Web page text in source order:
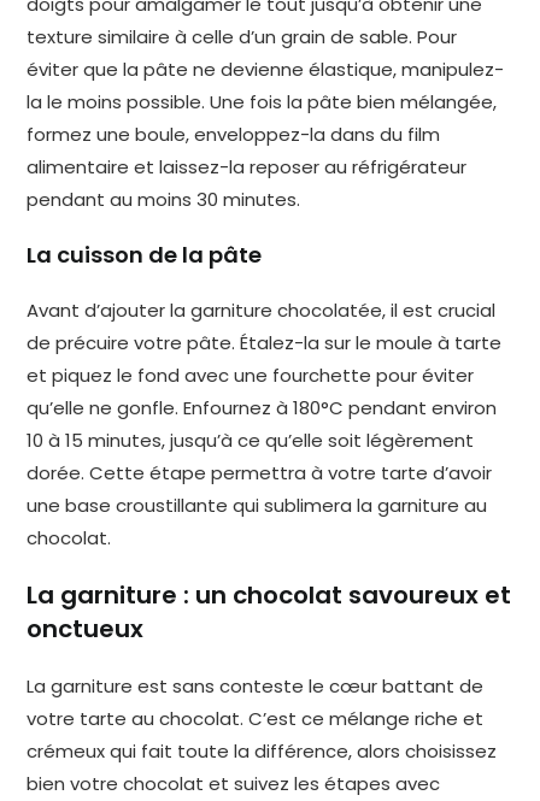
texture similaire à celle d’un grain de sable. Pour
éviter que la pâte ne devienne élastique, manipulez-
la le moins possible. Une fois la pâte bien mélangée,
formez une boule, enveloppez-la dans du film
alimentaire et laissez-la reposer au réfrigérateur
pendant au moins 30 minutes.
La cuisson de la pâte
Avant d’ajouter la garniture chocolatée, il est crucial
de précuire votre pâte. Étalez-la sur le moule à tarte
et piquez le fond avec une fourchette pour éviter
qu’elle ne gonfle. Enfournez à 180°C pendant environ
10 à 15 minutes, jusqu’à ce qu’elle soit légèrement
dorée. Cette étape permettra à votre tarte d’avoir
une base croustillante qui sublimera la garniture au
chocolat.
La garniture : un chocolat savoureux et
onctueux
La garniture est sans conteste le cœur battant de
votre tarte au chocolat. C’est ce mélange riche et
crémeux qui fait toute la différence, alors choisissez
bien votre chocolat et suivez les étapes avec